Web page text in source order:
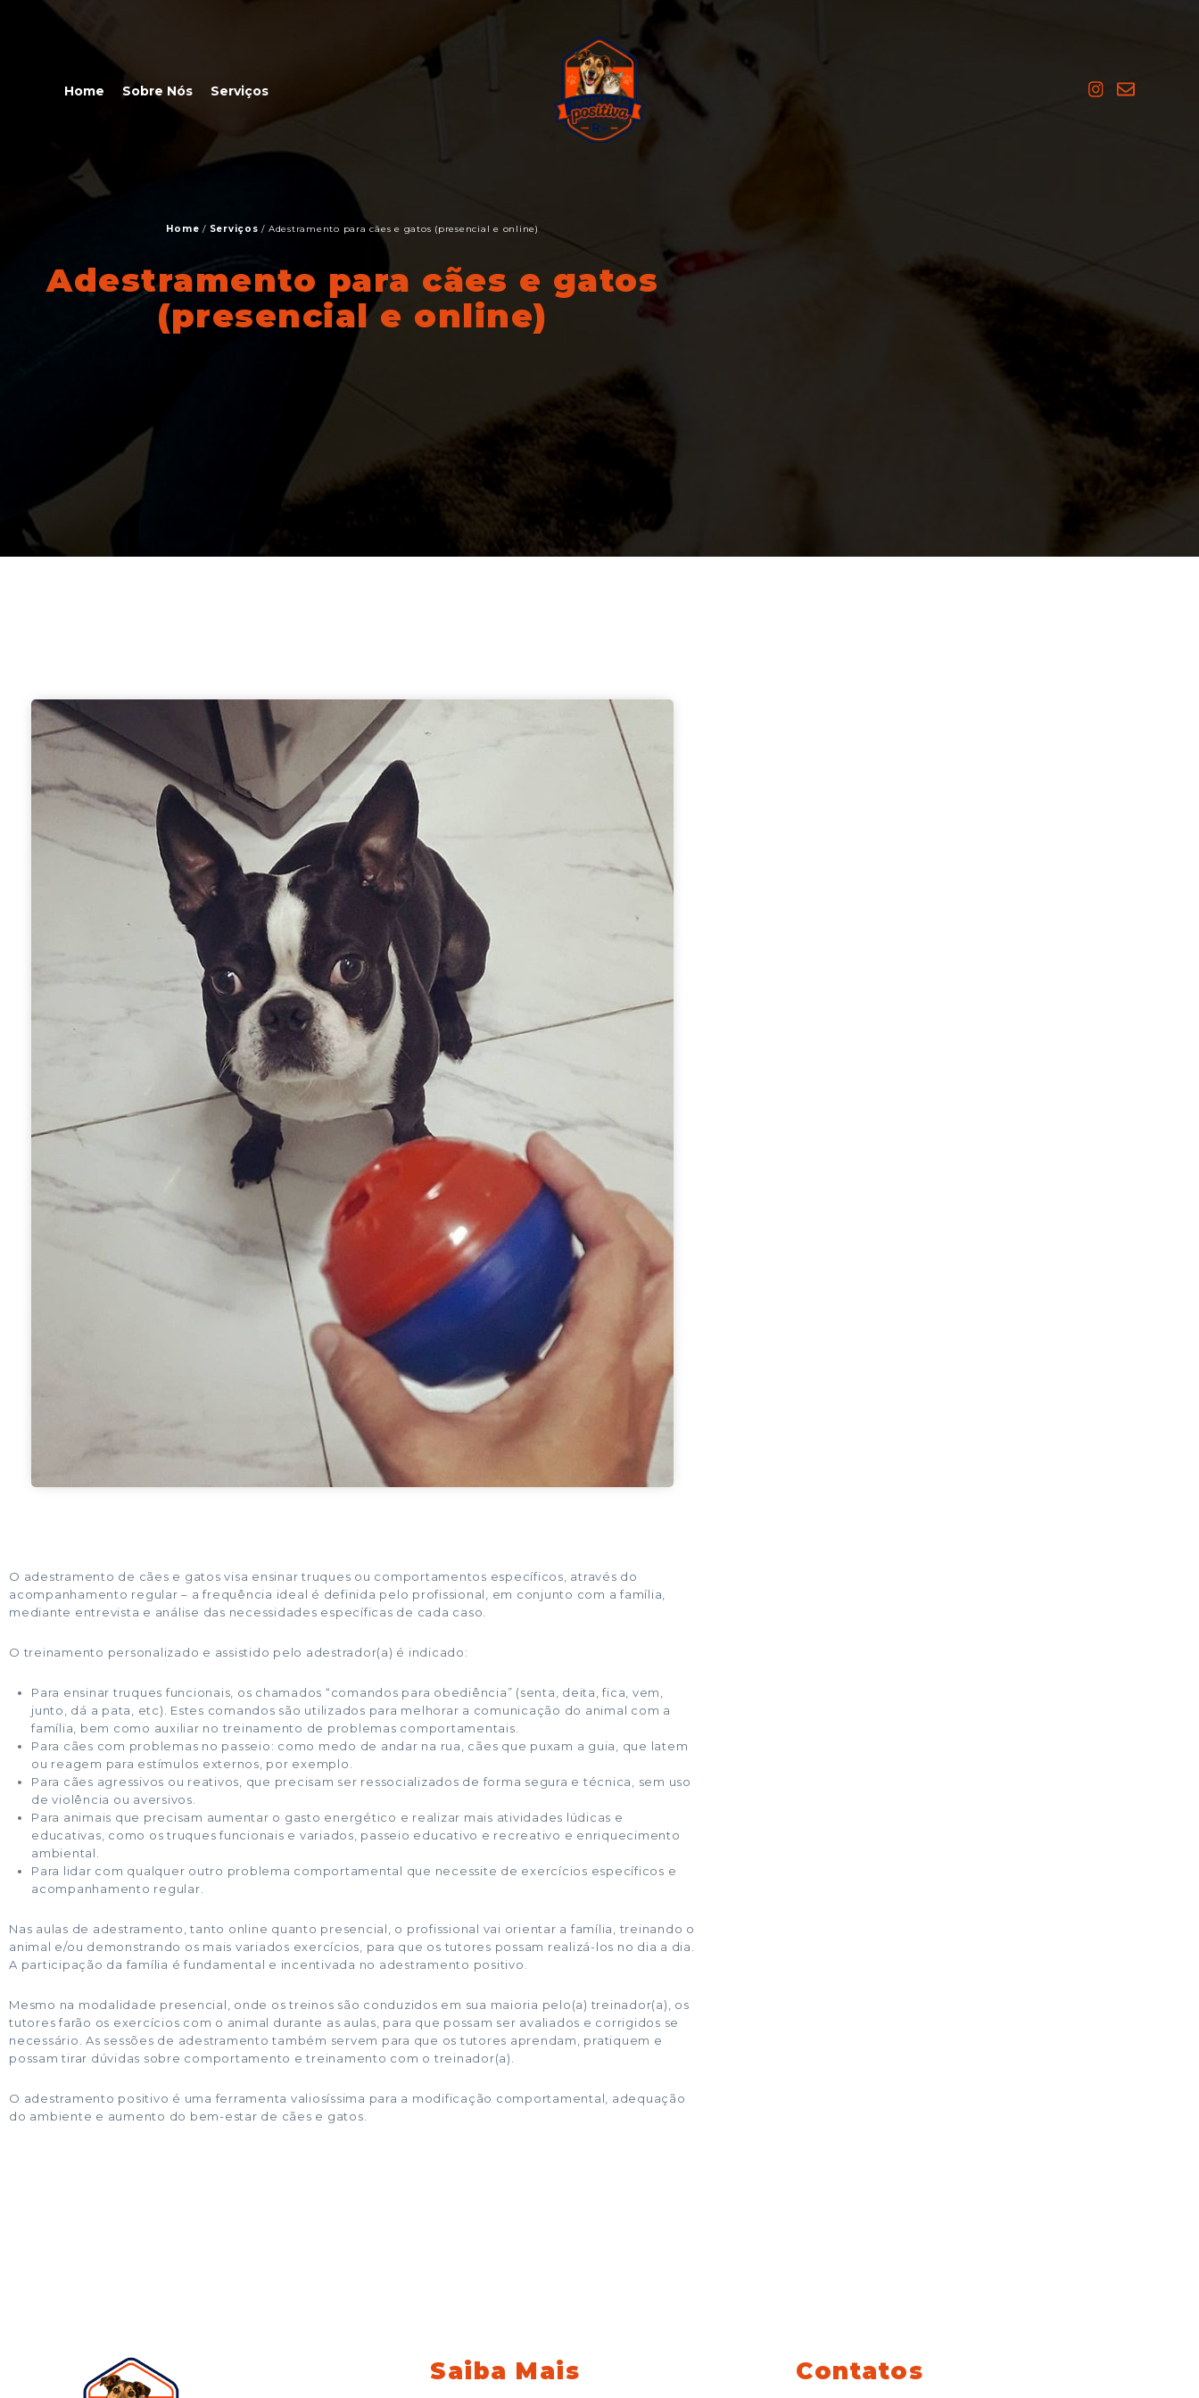
Home Sobre Nós Serviços
Home / Serviços / Adestramento para cães e gatos (presencial e online)
Adestramento para cães e gatos
(presencial e online)
O adestramento de cães e gatos visa ensinar truques ou comportamentos específicos, através do
acompanhamento regular – a frequência ideal é definida pelo profissional, em conjunto com a família,
mediante entrevista e análise das necessidades específicas de cada caso.
O treinamento personalizado e assistido pelo adestrador(a) é indicado:
Para ensinar truques funcionais, os chamados “comandos para obediência” (senta, deita, fica, vem,
junto, dá a pata, etc). Estes comandos são utilizados para melhorar a comunicação do animal com a
família, bem como auxiliar no treinamento de problemas comportamentais.
Para cães com problemas no passeio: como medo de andar na rua, cães que puxam a guia, que latem
ou reagem para estímulos externos, por exemplo.
Para cães agressivos ou reativos, que precisam ser ressocializados de forma segura e técnica, sem uso
de violência ou aversivos.
Para animais que precisam aumentar o gasto energético e realizar mais atividades lúdicas e
educativas, como os truques funcionais e variados, passeio educativo e recreativo e enriquecimento
ambiental.
Para lidar com qualquer outro problema comportamental que necessite de exercícios específicos e
acompanhamento regular.
Nas aulas de adestramento, tanto online quanto presencial, o profissional vai orientar a família, treinando o
animal e/ou demonstrando os mais variados exercícios, para que os tutores possam realizá-los no dia a dia.
A participação da família é fundamental e incentivada no adestramento positivo.
Mesmo na modalidade presencial, onde os treinos são conduzidos em sua maioria pelo(a) treinador(a), os
tutores farão os exercícios com o animal durante as aulas, para que possam ser avaliados e corrigidos se
necessário. As sessões de adestramento também servem para que os tutores aprendam, pratiquem e
possam tirar dúvidas sobre comportamento e treinamento com o treinador(a).
O adestramento positivo é uma ferramenta valiosíssima para a modificação comportamental, adequação
do ambiente e aumento do bem-estar de cães e gatos.
Saiba Mais Contatos